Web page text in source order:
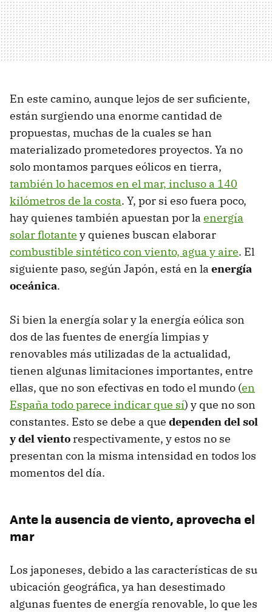
En este camino, aunque lejos de ser suficiente,
están surgiendo una enorme cantidad de
propuestas, muchas de la cuales se han
materializado prometedores proyectos. Ya no
solo montamos parques eólicos en tierra,
también lo hacemos en el mar, incluso a 140
kilómetros de la costa. Y, por si eso fuera poco,
hay quienes también apuestan por la energía
solar flotante y quienes buscan elaborar
combustible sintético con viento, agua y aire. El
siguiente paso, según Japón, está en la energía
oceánica.
Si bien la energía solar y la energía eólica son
dos de las fuentes de energía limpias y
renovables más utilizadas de la actualidad,
tienen algunas limitaciones importantes, entre
ellas, que no son efectivas en todo el mundo (en
España todo parece indicar que sí) y que no son
constantes. Esto se debe a que dependen del sol
y del viento respectivamente, y estos no se
presentan con la misma intensidad en todos los
momentos del día.
Ante la ausencia de viento, aprovecha el
mar
Los japoneses, debido a las características de su
ubicación geográfica, ya han desestimado
algunas fuentes de energía renovable, lo que les